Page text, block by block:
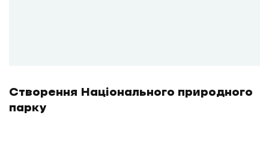
Створення Національного природного
парку